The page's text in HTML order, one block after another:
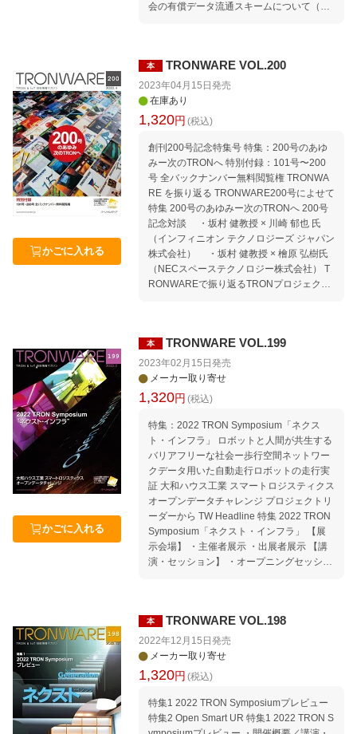
会の有償データ流通スキームについて（東
s） 特集3 応用広がる！ T-Kernel活用事例
・T-Kernelを使ったリモート実習による組
込みシステム技術教育の実施報告（大分大
学） ・μT-Kernel 3.0を搭載した200台の無
線制御イルミネーションデバイス 開発記
（Kyopalab 合同会社） 連載：micro:bitでμ
T-Kernel 3.0を動かそう 第6回 割込みを使
ってみよう 連載：誌上セミナー μT-Kernel
3.0でIoTエッジノードを作ろう 第7回 ネッ
トワークの接続 連載：電子の統合商社 明光
電子の製品紹介6 センサー、機器と組み合
わせて、IoT、DX開発できるLPWA搭載モ
デム！“どこでもでむシリーズ” TIVAC Infor
mation セミナー情報｜セミナースケジュー
ル 2023年6月〜9月 Welcome to TRON For
Media｜TRON に関する報道 編集後記特別
かごに入れる
本 TRONWARE VOL.200
2023年04月15日 発売
在庫あり
1,320円 (税込)
創刊200号記念特集号 特集：200号のあゆ
みー次のTRONへ 特別付録：101号〜200
号 全バックナンバー無料閲覧権 TRONWA
RE を振り返る TRONWARE200号によせて
特集 200号のあゆみー次のTRONへ 200号
記念対談 ・坂村 健教授 × 川崎 郁也 氏
（インフィニオン テクノロジーズ ジャパン
株式会社） ・坂村 健教授 × 檜原 弘樹氏
（NECスペーステクノロジー株式会社） T
RONWAREで振り返るTRONプロジェクト
ポジウム（TRONSHOW） 2 TRONイネ
ーブルウェア 3 BTRON Club TIVAC Infor
mation セミナー情報｜セミナースケジュー
ル 2023年4月〜7月 Movement｜TRONか
ら見たコンピュータ業界の動向 Media｜TR
ONに関する報道 編集後記特別編 本誌「記
事ucode」の使い方
かごに入れる
本 TRONWARE VOL.199
2023年02月15日 発売
メーカー取り寄せ
1,320円 (税込)
特集：2022 TRON Symposium「ネクス
ト・インフラ」 ロボットと人間が共生する
バリアフリーな社会ー歩行空間ネットワー
クデータ用いた自動走行ロボットの走行実
証 大和ハウス工業 スマートロジスティクス
オープンデータチャレンジ プロジェクトリ
ーダーから TW Headline 特集 2022 TRON
Symposium「ネクスト・インフラ」 【展
示会場】 ・主催者展示 ・出展者展示 【講
演・セッション】 ・オープニングセッショ
WN実現に向けたグローバルなパートナー
シップ」 ・DX特別セッション「日本のD
X」 ・バリアフリー・ナビプロジェクト（I
CTを活用した歩行者移動支援の推進） ・O
pen Smart UR ・世界標準IoTエッジノード
RTOS「μT-Kernel 3.0」エコシステム ・イ
ンフィニオン セッション「スマートビルや
スマートホームを支えるソリューション」
本 TRONWARE VOL.198
2022年12月15日 発売
メーカー取り寄せ
1,320円 (税込)
特集1 2022 TRON Symposiumプレビュー
特集2 Open Smart UR 特集1 2022 TRON S